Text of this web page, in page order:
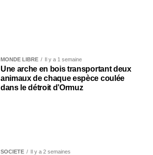
MONDE LIBRE Il y a 1 semaine
Une arche en bois transportant deux
animaux de chaque espèce coulée
dans le détroit d’Ormuz
SOCIÉTÉ Il y a 2 semaines